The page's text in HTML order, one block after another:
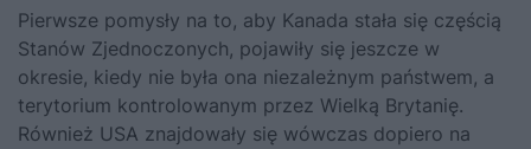
Pierwsze pomysły na to, aby Kanada stała się częścią
Stanów Zjednoczonych, pojawiły się jeszcze w
okresie, kiedy nie była ona niezależnym państwem, a
terytorium kontrolowanym przez Wielką Brytanię.
Również USA znajdowały się wówczas dopiero na